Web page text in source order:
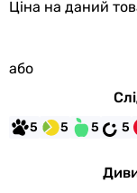
Ціна на даний
або
5 5 5 5